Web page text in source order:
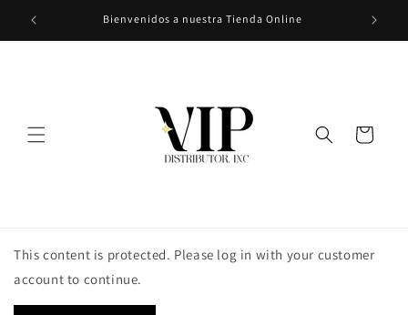
directamente
al contenido
Bienvenidos a nuestra Tienda Online
Carrito
This content is protected. Please log in with your customer
account to continue.